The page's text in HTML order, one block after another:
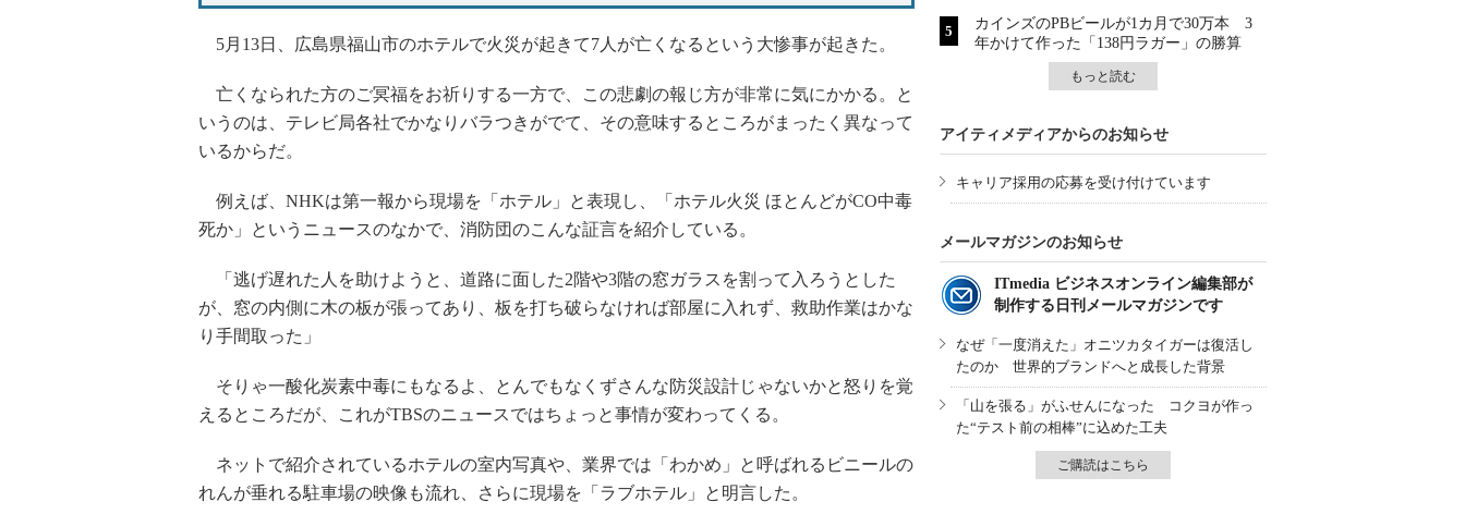
5月13日、広島県福山市のホテルで火災が起きて7人が亡くなるという大惨事が起きた。
亡くなられた方のご冥福をお祈りする一方で、この悲劇の報じ方が非常に気にかかる。と
いうのは、テレビ局各社でかなりバラつきがでて、その意味するところがまったく異なって
いるからだ。
例えば、NHKは第一報から現場を「ホテル」と表現し、「ホテル火災 ほとんどがCO中毒
死か」というニュースのなかで、消防団のこんな証言を紹介している。
「逃げ遅れた人を助けようと、道路に面した2階や3階の窓ガラスを割って入ろうとした
が、窓の内側に木の板が張ってあり、板を打ち破らなければ部屋に入れず、救助作業はかな
り手間取った」
そりゃ一酸化炭素中毒にもなるよ、とんでもなくずさんな防災設計じゃないかと怒りを覚
えるところだが、これがTBSのニュースではちょっと事情が変わってくる。
ネットで紹介されているホテルの室内写真や、業界では「わかめ」と呼ばれるビニールの
れんが垂れる駐車場の映像も流れ、さらに現場を「ラブホテル」と明言した。
カインズのPBビールが1カ月で30万本 3
年かけて作った「138円ラガー」の勝算
もっと読む
アイティメディアからのお知らせ
キャリア採用の応募を受け付けています
メールマガジンのお知らせ
ITmedia ビジネスオンライン編集部が
制作する日刊メールマガジンです
なぜ「一度消えた」オニツカタイガーは復活し
たのか 世界的ブランドへと成長した背景
「山を張る」がふせんになった コクヨが作っ
た“テスト前の相棒”に込めた工夫
ご購読はこちら